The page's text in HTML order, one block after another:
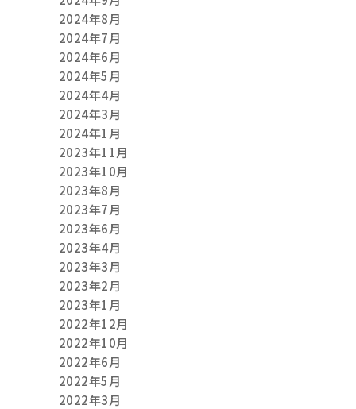
2024年8月
2024年7月
2024年6月
2024年5月
2024年4月
2024年3月
2024年1月
2023年11月
2023年10月
2023年8月
2023年7月
2023年6月
2023年4月
2023年3月
2023年2月
2023年1月
2022年12月
2022年10月
2022年6月
2022年5月
2022年3月